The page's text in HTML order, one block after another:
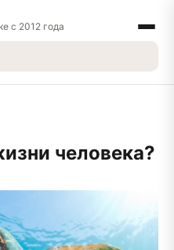
с 2012 года
человека?